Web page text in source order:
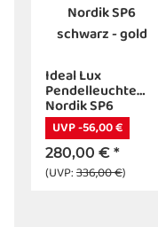
Ideal Lux
Pendelleuchte
Nordik SP6
schwarz - gold
UVP -56,00 €
280,00 € *
(UVP:336,00 €)